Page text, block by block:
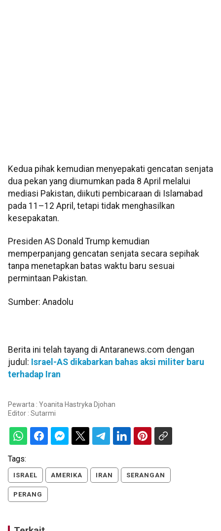
Kedua pihak kemudian menyepakati gencatan senjata
dua pekan yang diumumkan pada 8 April melalui
mediasi Pakistan, diikuti pembicaraan di Islamabad
pada 11–12 April, tetapi tidak menghasilkan
kesepakatan.
Presiden AS Donald Trump kemudian
memperpanjang gencatan senjata secara sepihak
tanpa menetapkan batas waktu baru sesuai
permintaan Pakistan.
Sumber: Anadolu
Berita ini telah tayang di Antaranews.com dengan
judul: Israel-AS dikabarkan bahas aksi militer baru
terhadap Iran
Pewarta : Yoanita Hastryka Djohan
Editor : Sutarmi
Tags:
ISRAEL AMERIKA IRAN SERANGAN
PERANG